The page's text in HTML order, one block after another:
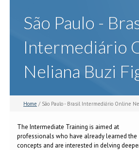
São Paulo -
Intermediário
Neliana Buzi
Home / São Paulo - Brasil Intermediário Online
The Intermediate Training is aimed at
professionals who have already learned the
concepts and are interested in delving